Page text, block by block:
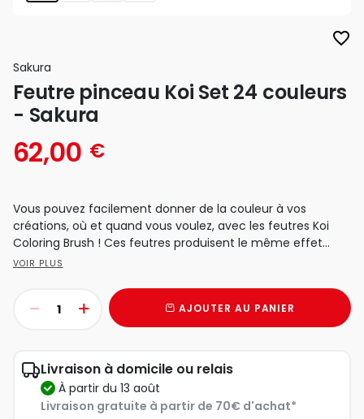
favorite_border
Sakura
Feutre pinceau Koi Set 24 couleurs
- Sakura
62,00 €
Vous pouvez facilement donner de la couleur à vos
créations, où et quand vous voulez, avec les feutres Koi
Coloring Brush ! Ces feutres produisent le même effet...
VOIR PLUS
AJOUTER AU PANIER
Livraison à domicile ou relais
à partir du 13 août
Livraison gratuite à partir de 70€ d'achat*